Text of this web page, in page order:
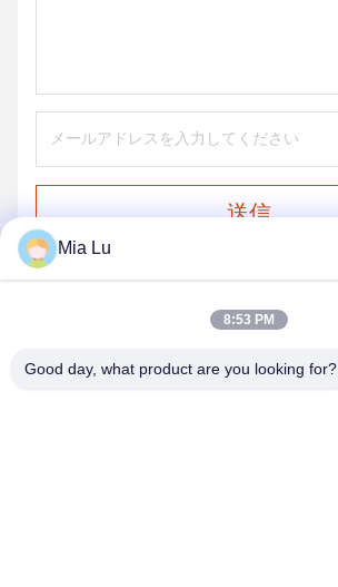
送信
Mia Lu
8:53 PM
Good day, what product are you looking for?